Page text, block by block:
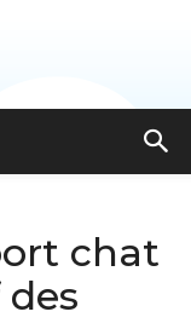
chat